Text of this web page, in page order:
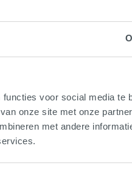
voor social media te
onze site met onze
met andere